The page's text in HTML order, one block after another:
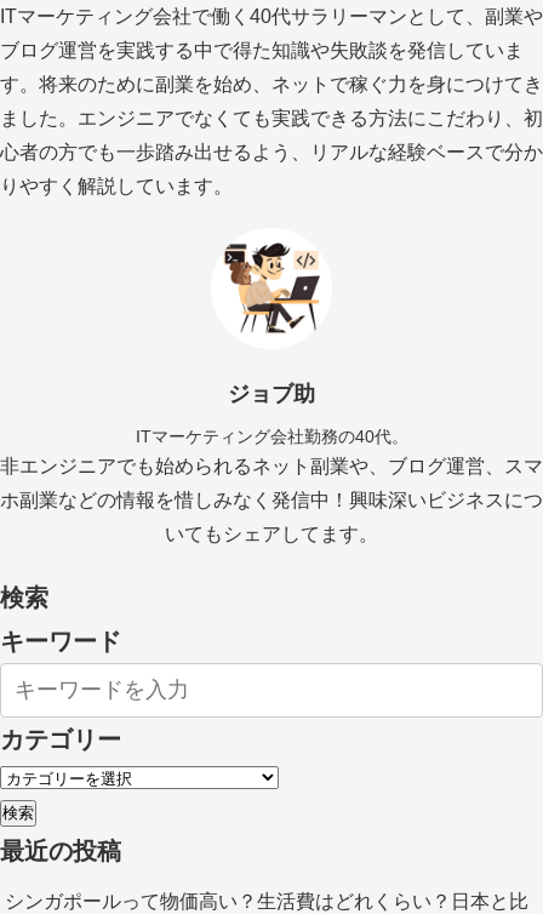
ITマーケティング会社で働く40代サラリーマンとして、副業や
ブログ運営を実践する中で得た知識や失敗談を発信していま
す。将来のために副業を始め、ネットで稼ぐ力を身につけてき
ました。エンジニアでなくても実践できる方法にこだわり、初
心者の方でも一歩踏み出せるよう、リアルな経験ベースで分か
りやすく解説しています。
ジョブ助
ITマーケティング会社勤務の40代。
非エンジニアでも始められるネット副業や、ブログ運営、スマ
ホ副業などの情報を惜しみなく発信中！興味深いビジネスにつ
いてもシェアしてます。
検索
キーワード
カテゴリー
検索
最近の投稿
シンガポールって物価高い？生活費はどれくらい？日本と比